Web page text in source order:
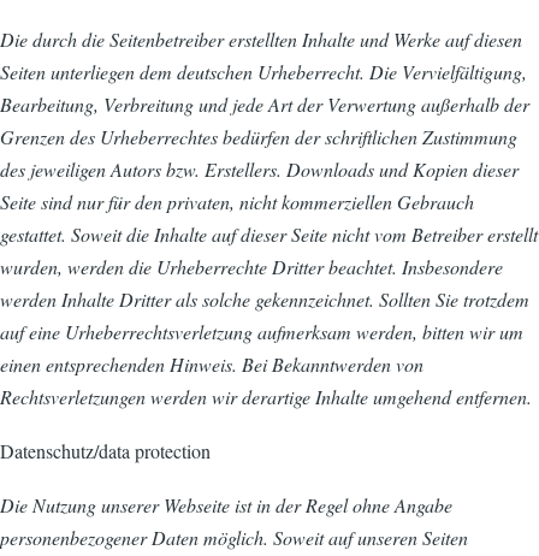
Die durch die Seitenbetreiber erstellten Inhalte und Werke auf diesen
Seiten unterliegen dem deutschen Urheberrecht. Die Vervielfältigung,
Bearbeitung, Verbreitung und jede Art der Verwertung außerhalb der
Grenzen des Urheberrechtes bedürfen der schriftlichen Zustimmung
des jeweiligen Autors bzw. Erstellers. Downloads und Kopien dieser
Seite sind nur für den privaten, nicht kommerziellen Gebrauch
gestattet. Soweit die Inhalte auf dieser Seite nicht vom Betreiber erstellt
wurden, werden die Urheberrechte Dritter beachtet. Insbesondere
werden Inhalte Dritter als solche gekennzeichnet. Sollten Sie trotzdem
auf eine Urheberrechtsverletzung aufmerksam werden, bitten wir um
einen entsprechenden Hinweis. Bei Bekanntwerden von
Rechtsverletzungen werden wir derartige Inhalte umgehend entfernen.
Datenschutz/data protection
Die Nutzung unserer Webseite ist in der Regel ohne Angabe
personenbezogener Daten möglich. Soweit auf unseren Seiten